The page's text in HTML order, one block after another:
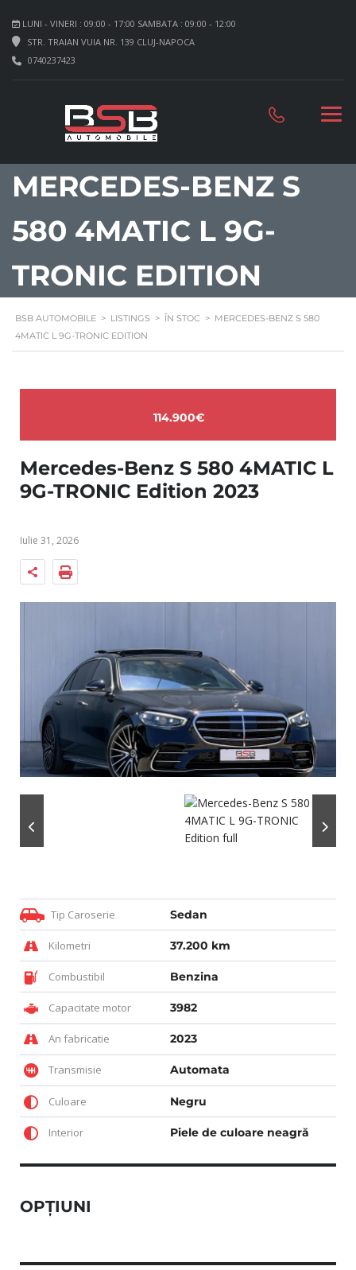
LUNI - VINERI : 09:00 - 17:00 SAMBATA : 09:00 - 12:00
STR. TRAIAN VUIA NR. 139 CLUJ-NAPOCA
0740237423
MERCEDES-BENZ S
580 4MATIC L 9G-
TRONIC EDITION
BSB AUTOMOBILE > LISTINGS > ÎN STOC > MERCEDES-BENZ S 580
4MATIC L 9G-TRONIC EDITION
114.900€
Mercedes-Benz S 580 4MATIC L
9G-TRONIC Edition 2023
Iulie 31, 2026
Tip Caroserie Sedan
Kilometri 37.200 km
Combustibil Benzina
Capacitate motor 3982
An fabricatie 2023
Transmisie Automata
Culoare Negru
Interior Piele de culoare neagră
OPȚIUNI